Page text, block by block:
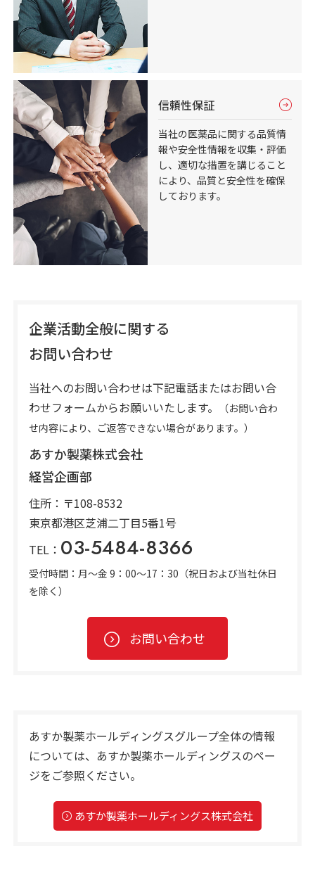
信頼性保証
当社の医薬品に関する品質情
報や安全性情報を収集・評価
し、適切な措置を講じること
により、品質と安全性を確保
しております。
企業活動全般に関する
お問い合わせ
当社へのお問い合わせは下記電話またはお問い合
わせフォームからお願いいたします。
（お問い合わ
せ内容により、ご返答できない場合があります。）
あすか製薬株式会社
経営企画部
住所： 〒108-8532
東京都港区芝浦二丁目5番1号
TEL： 03-5484-8366
受付時間：月～金 9：00～17：30（祝日および当社休日
を除く）
お問い合わせ
あすか製薬ホールディングスグループ全体の情報
については、 あすか製薬ホールディングスのペー
ジをご参照ください。
あすか製薬ホールディングス株式会社